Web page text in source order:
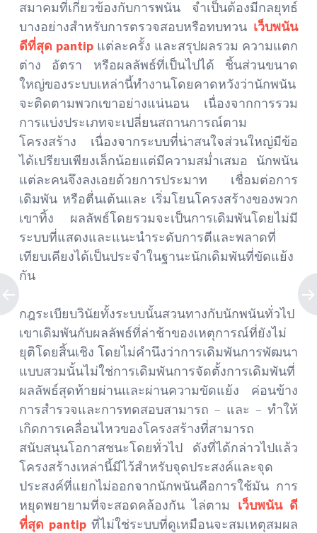
สมาคมที่เกี่ยวข้องกับการพนัน จำเป็นต้องมีกลยุทธ์
บางอย่างสำหรับการตรวจสอบหรือทบทวน เว็บพนัน
ดีที่สุด pantip แต่ละครั้ง และสรุปผลรวม ความแตก
ต่าง อัตรา หรือผลลัพธ์ที่เป็นไปได้ ชิ้นส่วนขนาด
ใหญ่ของระบบเหล่านี้ทำงานโดยคาดหวังว่านักพนัน
จะติดตามพวกเขาอย่างแน่นอน เนื่องจากการรวม
การแบ่งประเภทจะเปลี่ยนสถานการณ์ตาม
โครงสร้าง เนื่องจากระบบที่น่าสนใจส่วนใหญ่มีข้อ
ได้เปรียบเพียงเล็กน้อยแต่มีความสม่ำเสมอ นักพนัน
แต่ละคนจึงลงเอยด้วยการประมาท เชื่อมต่อการ
เดิมพัน หรือตื่นเต้นและ เริ่มโยนโครงสร้างของพวก
เขาทิ้ง ผลลัพธ์โดยรวมจะเป็นการเดิมพันโดยไม่มี
ระบบที่แสดงและแนะนำระดับการตีและพลาดที่
เทียบเคียงได้เป็นประจำในฐานะนักเดิมพันที่ขัดแย้ง
กัน
กฎระเบียบวินัยทั้งระบบนั้นสวนทางกับนักพนันทั่วไป
เขาเดิมพันกับผลลัพธ์ที่ล่าช้าของเหตุการณ์ที่ยังไม่
ยุติโดยสิ้นเชิง โดยไม่คำนึงว่าการเดิมพันการพัฒนา
แบบสวมนั้นไม่ใช่การเดิมพันการจัดตั้งการเดิมพันที่
ผลลัพธ์สุดท้ายผ่านและผ่านความขัดแย้ง ค่อนข้าง
การสำรวจและการทดสอบสามารถ – และ – ทำให้
เกิดการเคลื่อนไหวของโครงสร้างที่สามารถ
สนับสนุนโอกาสชนะโดยทั่วไป ดังที่ได้กล่าวไปแล้ว
โครงสร้างเหล่านี้มีไว้สำหรับจุดประสงค์และจุด
ประสงค์ที่แยกไม่ออกจากนักพนันคือการใช้มัน การ
หยุดพยายามที่จะสอดคล้องกัน ไล่ตาม เว็บพนัน ดี
ที่สุด pantip ที่ไม่ใช่ระบบที่ดูเหมือนจะสมเหตุสมผล